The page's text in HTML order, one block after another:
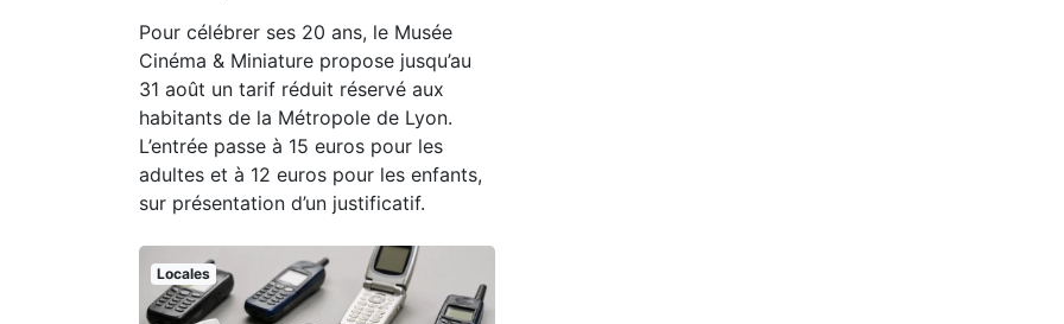
Pour célébrer ses 20 ans, le Musée
Cinéma & Miniature propose jusqu’au
31 août un tarif réduit réservé aux
habitants de la Métropole de Lyon.
L’entrée passe à 15 euros pour les
adultes et à 12 euros pour les enfants,
sur présentation d’un justificatif.
Locales